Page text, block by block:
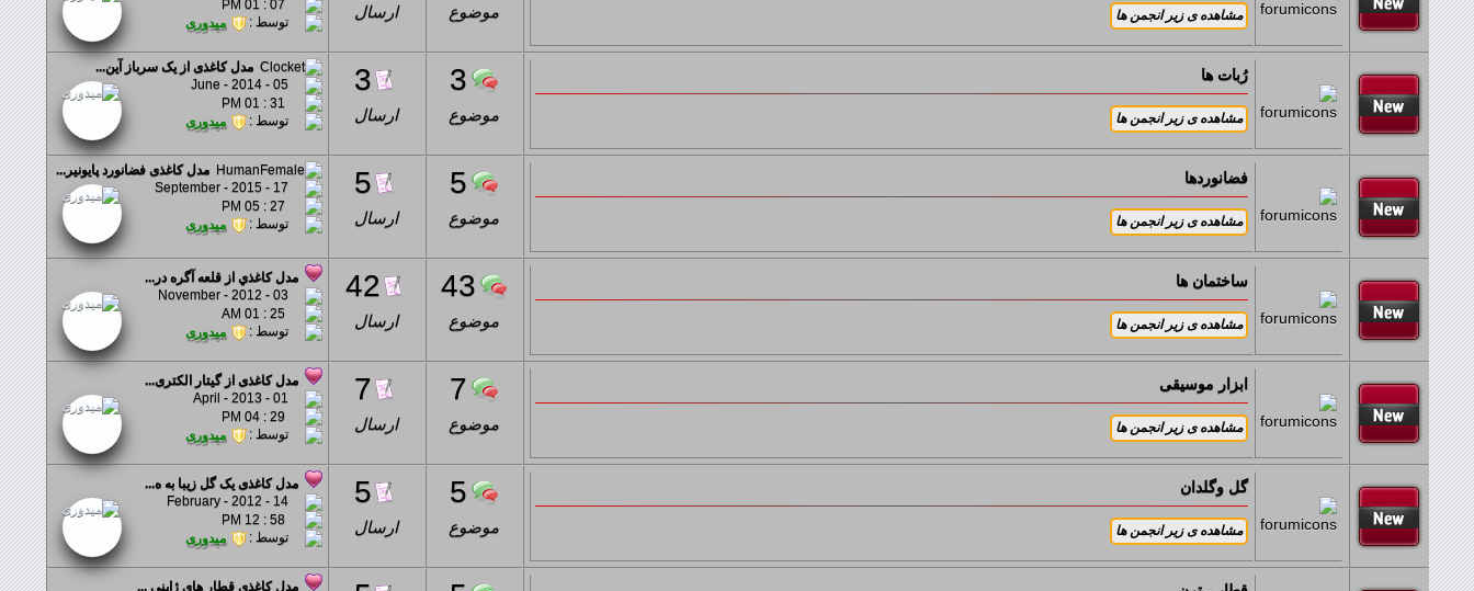
موضوع ارسال
توسط :
میدوری
رُبات ها 3
موضوع
3
ارسال
مدل کاغذی از یک سرباز آین...
توسط :
میدوری
فضانوردها 5
موضوع
5
ارسال
مدل کاغذی فضانورد پایونیر...
توسط :
میدوری
ساختمان ها 43
موضوع
42
ارسال
مدل کاغذي از قلعه آگره در...
توسط :
میدوری
ابزار موسیقی 7
موضوع
7
ارسال
مدل کاغذی از گیتار الکتری...
توسط :
میدوری
گل وگلدان 5
موضوع
5
ارسال
مدل کاغذی یک گل زیبا به ه...
14 - February - 2012
توسط :
میدوری
مدل کاغذي قطار هاي ژاپني ...